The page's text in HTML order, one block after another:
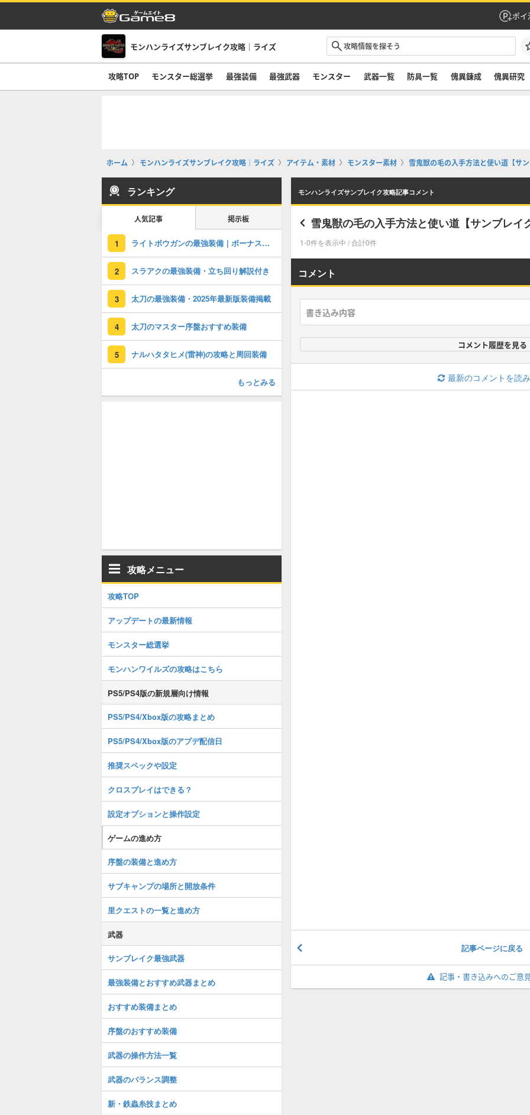
ポイ
モンハンライズサンブレイク攻略｜ライズ
攻略TOP モンスター総選挙 最強装備 最強武器 モンスター 武器一覧 防具一覧 傀異錬成 傀異研究
ホーム モンハンライズサンブレイク攻略｜ライズ アイテム・素材 モンスター素材 雪鬼獣の毛の入手方法と使い道【サン
モンハンライズサンブレイク攻略記事コメント
雪鬼獣の毛の入手方法と使い道【サンブレイ
1-0件を表示中 / 合計0件
コメント
コメント履歴を見る
最新のコメントを読
記事ページに戻る
記事・書き込みへのご意
ランキング
人気記事 掲示板
1 ライトボウガンの最強装備｜ボーナスアプデ対応
2 スラアクの最強装備・立ち回り解説付き
3 太刀の最強装備・2025年最新版装備掲載
4 太刀のマスター序盤おすすめ装備
5 ナルハタタヒメ(雷神)の攻略と周回装備
もっとみる
攻略メニュー
攻略TOP
アップデートの最新情報
モンスター総選挙
モンハンワイルズの攻略はこちら
PS5/PS4版の新規層向け情報
PS5/PS4/Xbox版の攻略まとめ
PS5/PS4/Xbox版のアプデ配信日
推奨スペックや設定
クロスプレイはできる？
設定オプションと操作設定
ゲームの進め方
序盤の装備と進め方
サブキャンプの場所と開放条件
里クエストの一覧と進め方
武器
サンブレイク最強武器
最強装備とおすすめ武器まとめ
おすすめ装備まとめ
序盤のおすすめ装備
武器の操作方法一覧
武器のバランス調整
新・鉄蟲糸技まとめ